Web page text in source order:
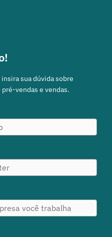
sua dúvida sobre
vendas e vendas.